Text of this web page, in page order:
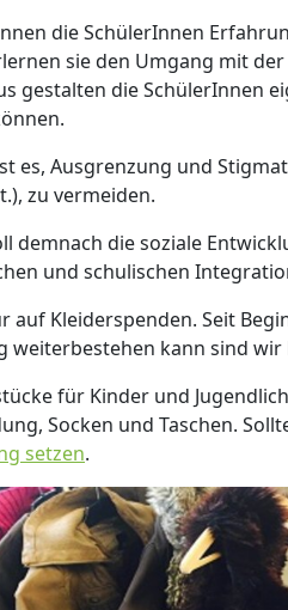
die SchülerInnen
sie den Umgang mit
gestalten die SchülerInnen
es, Ausgrenzung und
zu vermeiden.
demnach die soziale
und schulischen
auf Kleiderspenden. Seit
weiterbestehen kann sind
für Kinder und
Socken und Taschen.
setzen.